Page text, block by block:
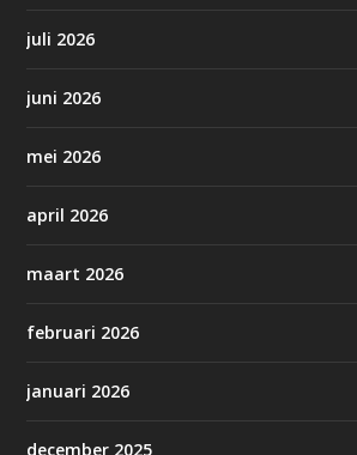
juli 2026
juni 2026
mei 2026
april 2026
maart 2026
februari 2026
januari 2026
december 2025